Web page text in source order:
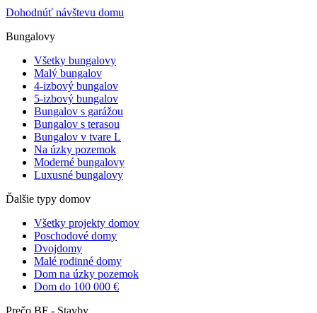
Dohodnúť návštevu domu
Bungalovy
Všetky bungalovy
Malý bungalov
4-izbový bungalov
5-izbový bungalov
Bungalov s garážou
Bungalov s terasou
Bungalov v tvare L
Na úzky pozemok
Moderné bungalovy
Luxusné bungalovy
Ďalšie typy domov
Všetky projekty domov
Poschodové domy
Dvojdomy
Malé rodinné domy
Dom na úzky pozemok
Dom do 100 000 €